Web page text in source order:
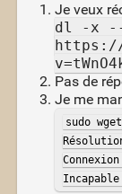
Je veux
dl -x --
https://
Pas de
Je me
sudo